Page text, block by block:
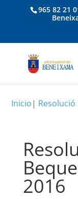
965 82 21
Inicio|
2016